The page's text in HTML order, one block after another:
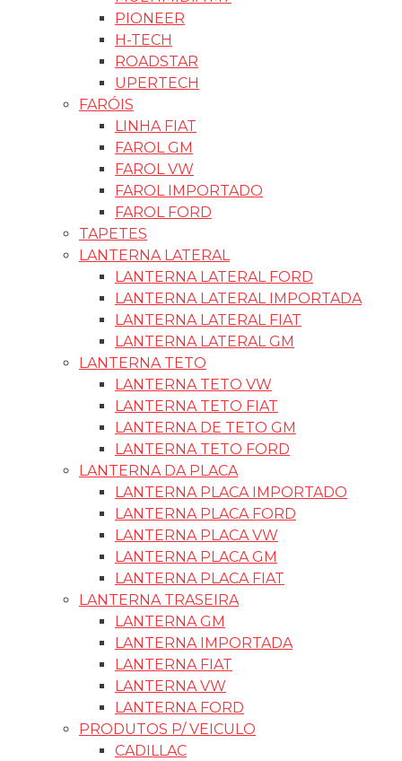
PIONEER
H-TECH
ROADSTAR
UPERTECH
FARÓIS
LINHA FIAT
FAROL GM
FAROL VW
FAROL IMPORTADO
FAROL FORD
TAPETES
LANTERNA LATERAL
LANTERNA LATERAL FORD
LANTERNA LATERAL IMPORTADA
LANTERNA LATERAL FIAT
LANTERNA LATERAL GM
LANTERNA TETO
LANTERNA TETO VW
LANTERNA TETO FIAT
LANTERNA DE TETO GM
LANTERNA TETO FORD
LANTERNA DA PLACA
LANTERNA PLACA IMPORTADO
LANTERNA PLACA FORD
LANTERNA PLACA VW
LANTERNA PLACA GM
LANTERNA PLACA FIAT
LANTERNA TRASEIRA
LANTERNA GM
LANTERNA IMPORTADA
LANTERNA FIAT
LANTERNA VW
LANTERNA FORD
PRODUTOS P/ VEICULO
CADILLAC